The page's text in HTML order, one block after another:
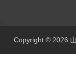
Copyright © 2026